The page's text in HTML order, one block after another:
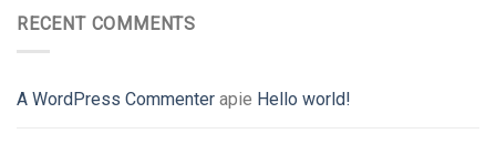
RECENT COMMENTS
A WordPress Commenter apie Hello world!